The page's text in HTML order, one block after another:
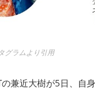
グラムより引用
の兼近大樹が5日、自